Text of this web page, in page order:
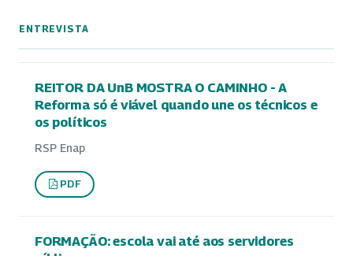
ENTREVISTA
REITOR DA UnB MOSTRA O CAMINHO - A
Reforma só é viável quando une os técnicos e
os políticos
RSP Enap
PDF
FORMAÇÃO: escola vai até aos servidores